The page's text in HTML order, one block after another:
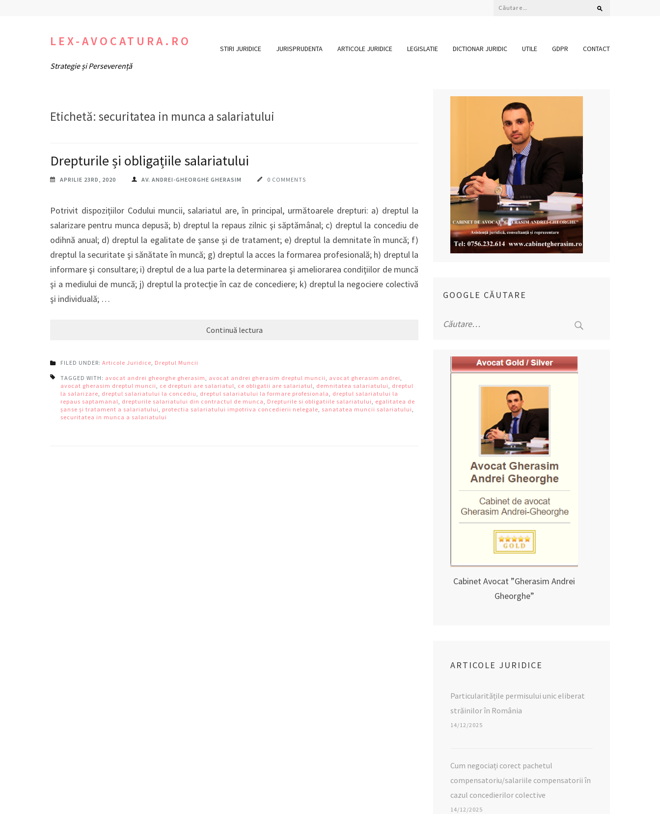
Caută
LEX-AVOCATURA.RO
Strategie și Perseverență
STIRI JURIDICE JURISPRUDENTA ARTICOLE JURIDICE LEGISLATIE DICTIONAR JURIDIC UTILE GDPR CONTACT
Etichetă: securitatea in munca a salariatului
Drepturile și obligațiile salariatului
APRILIE 23RD, 2020 AV. ANDREI-GHEORGHE GHERASIM 0 COMMENTS
Potrivit dispozițiilor Codului muncii, salariatul are, în principal, următoarele drepturi: a) dreptul la
salarizare pentru munca depusă; b) dreptul la repaus zilnic şi săptămânal; c) dreptul la concediu de
odihnă anual; d) dreptul la egalitate de şanse şi de tratament; e) dreptul la demnitate în muncă; f)
dreptul la securitate şi sănătate în muncă; g) dreptul la acces la formarea profesională; h) dreptul la
informare şi consultare; i) dreptul de a lua parte la determinarea şi ameliorarea condiţiilor de muncă
şi a mediului de muncă; j) dreptul la protecţie în caz de concediere; k) dreptul la negociere colectivă
şi individuală; …
Continuă lectura
FILED UNDER: Articole Juridice, Dreptul Muncii
TAGGED WITH: avocat andrei gheorghe gherasim, avocat andrei gherasim dreptul muncii, avocat gherasim andrei,
avocat gherasim dreptul muncii, ce drepturi are salariatul, ce obligatii are salariatul, demnitatea salariatului, dreptul
la salarizare, dreptul salariatului la concediu, dreptul salariatului la formare profesionala, dreptul salariatului la
repaus saptamanal, drepturile salariatului din contractul de munca, Drepturile si obligatiile salariatului, egalitatea de
șanse și tratament a salariatului, protectia salariatului impotriva concedierii nelegale, sanatatea muncii salariatului,
securitatea in munca a salariatului
GOOGLE CĂUTARE
după:
Cabinet Avocat ”Gherasim Andrei
Gheorghe”
ARTICOLE JURIDICE
Particularitățile permisului unic eliberat
străinilor în România
14/12/2025
Cum negociați corect pachetul
compensatoriu/salariile compensatorii în
cazul concedierilor colective
14/12/2025